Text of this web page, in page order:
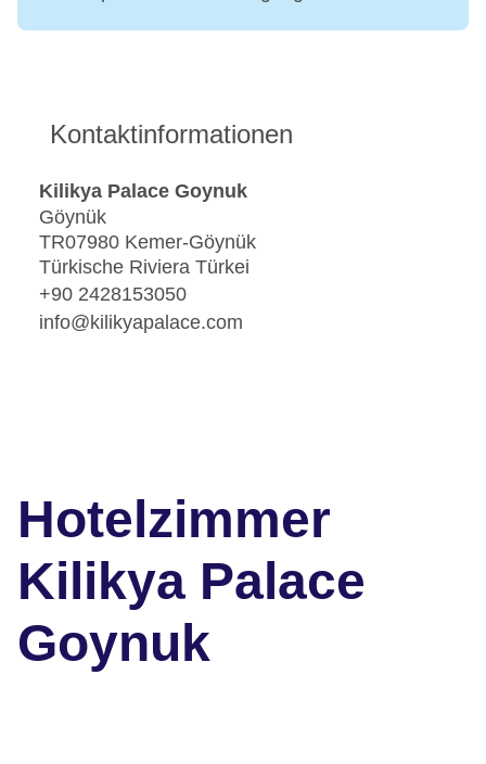
Kontaktinformationen
Kilikya Palace Goynuk
Göynük
TR07980 Kemer-Göynük
Türkische Riviera Türkei
+90 2428153050
info@kilikyapalace.com
Hotelzimmer
Kilikya Palace
Goynuk